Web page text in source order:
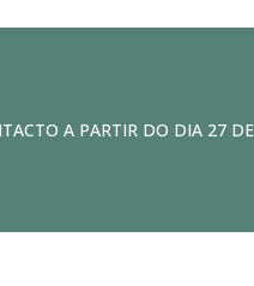
A PARTIR DO DIA 27